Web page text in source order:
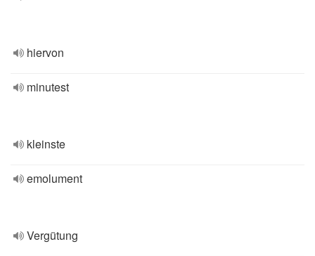
hiervon
minutest
kleinste
emolument
Vergütung